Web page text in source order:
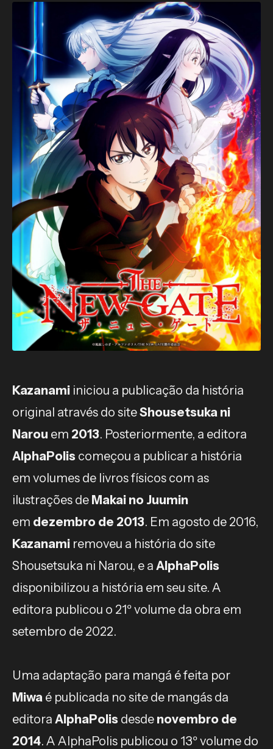
Kazanami iniciou a publicação da história
original através do siteShousetsuka ni
Narou em 2013. Posteriormente, a editora
AlphaPolis começou a publicar a história
em volumes de livros físicos com as
ilustrações de Makai no Juumin
em dezembro de 2013. Em agosto de 2016,
Kazanami removeu a história do site
Shousetsuka ni Narou, e a AlphaPolis
disponibilizou a história em seu site. A
editora publicou o 21º volume da obra em
setembro de 2022.
Uma adaptação para mangá é feita por
Miwa é publicada no site de mangás da
editora AlphaPolis desde novembro de
2014. A AlphaPolis publicou o 13º volume do